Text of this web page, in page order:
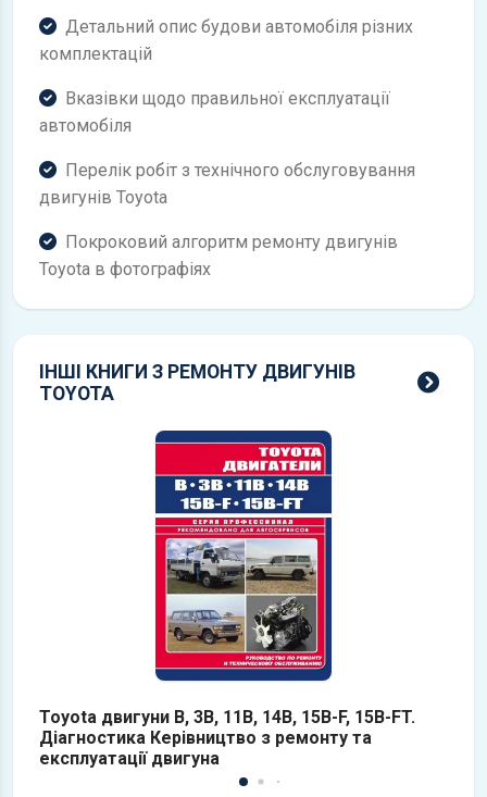
Детальний опис будови автомобіля різних
комплектацій
Вказівки щодо правильної експлуатації
автомобіля
Перелік робіт з технічного обслуговування
двигунів Toyota
Покроковий алгоритм ремонту двигунів
Toyota в фотографіях
ІНШІ КНИГИ З РЕМОНТУ ДВИГУНІВ
TOYOTA
Toyota двигуни B, 3B, 11B, 14B, 15B-F, 15B-FT.
Діагностика Керівництво з ремонту та
експлуатації двигуна